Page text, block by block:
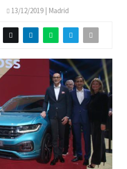
13/12/2019 | Madrid